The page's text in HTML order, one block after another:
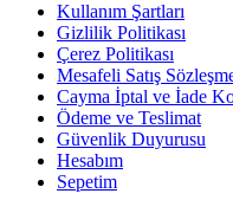
Kullanım Şartları
Gizlilik Politikası
Çerez Politikası
Mesafeli Satış
Cayma İptal ve İade
Ödeme ve Teslimat
Güvenlik Duyurusu
Hesabım
Sepetim